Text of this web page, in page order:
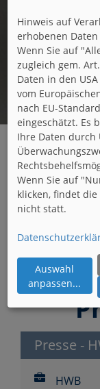
Fachverbände
hier behandelt.
Presse -
HWB
Hinweis auf
erhobenen Daten
Wenn Sie auf
zugleich gem.
Daten in den
vom
nach EU-
eingeschätzt. Es
Ihre Daten durch
Wenn Sie auf
klicken, findet
nicht statt.
Auswahl
anpassen...